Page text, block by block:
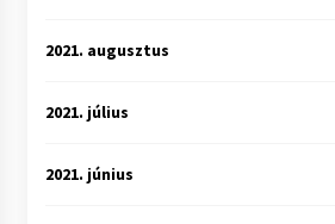
2021. augusztus
2021. július
2021. június